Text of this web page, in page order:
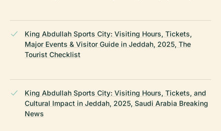
King Abdullah Sports City: Visiting Hours, Tickets,
Major Events & Visitor Guide in Jeddah, 2025, The
Tourist Checklist
King Abdullah Sports City: Visiting Hours, Tickets, and
Cultural Impact in Jeddah, 2025, Saudi Arabia Breaking
News